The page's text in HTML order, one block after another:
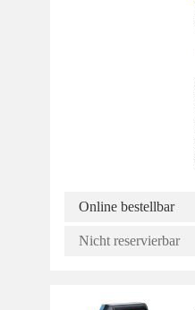
Online bestellbar
Nicht reservierbar